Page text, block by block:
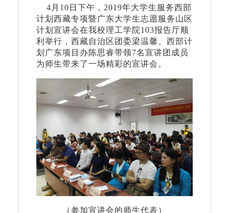
4月10日下午，2019年大学生服务西部
计划西藏专项暨广东大学生志愿服务山区
计划宣讲会在我校理工学院103报告厅顺
利举行，西藏自治区团委梁温馨、西部计
划广东项目办陈思睿带领7名宣讲团成员
为师生带来了一场精彩的宣讲会。
（参加宣讲会的师生代表）